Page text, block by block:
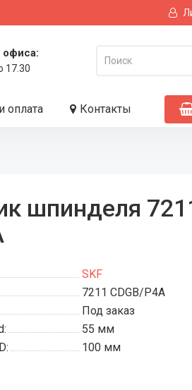
офиса:
17.30
оплата Контакты
шпинделя
SKF
7211 CDGB/P4A
Под заказ
55 мм
100 мм